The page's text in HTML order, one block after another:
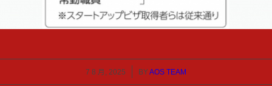
7 8 月, 2025
/ BYAOS TEAM